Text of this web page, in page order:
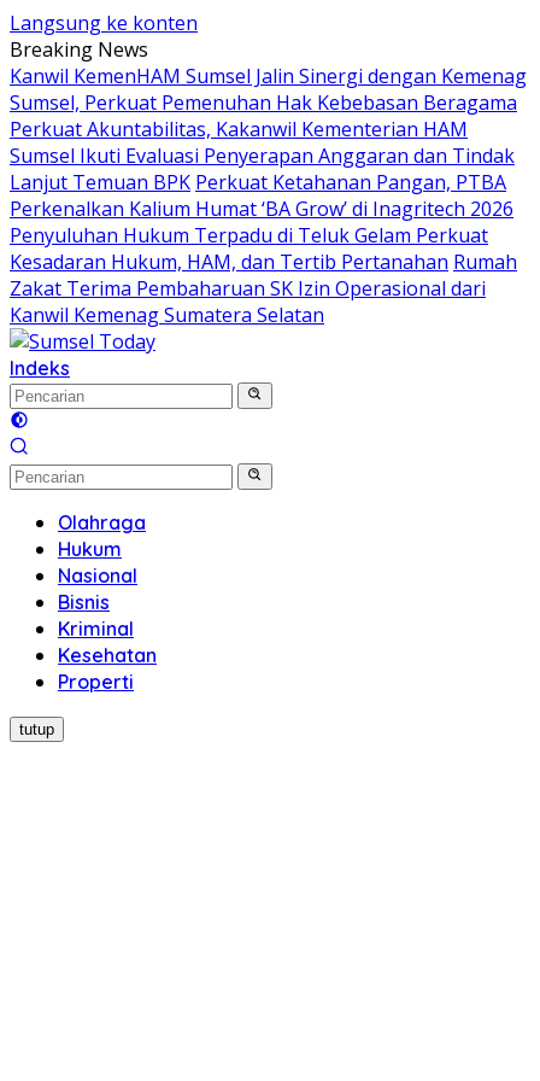
Langsung ke konten
Breaking News
Kanwil KemenHAM Sumsel Jalin Sinergi dengan Kemenag
Sumsel, Perkuat Pemenuhan Hak Kebebasan Beragama
Perkuat Akuntabilitas, Kakanwil Kementerian HAM
Sumsel Ikuti Evaluasi Penyerapan Anggaran dan Tindak
Lanjut Temuan BPK Perkuat Ketahanan Pangan, PTBA
Perkenalkan Kalium Humat ‘BA Grow’ di Inagritech 2026
Penyuluhan Hukum Terpadu di Teluk Gelam Perkuat
Kesadaran Hukum, HAM, dan Tertib Pertanahan Rumah
Zakat Terima Pembaharuan SK Izin Operasional dari
Kanwil Kemenag Sumatera Selatan
Indeks
Olahraga
Hukum
Nasional
Bisnis
Kriminal
Kesehatan
Properti
tutup